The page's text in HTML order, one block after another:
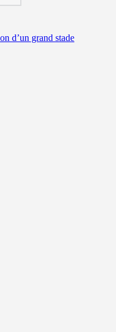
d’un grand stade